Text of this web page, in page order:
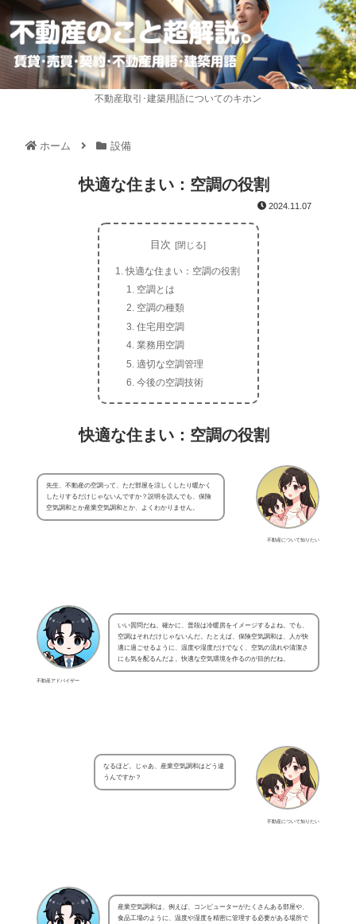
不動産取引･建築用語についてのキホン
ホーム 設備
快適な住まい：空調の役割
2024.11.07
目次
快適な住まい：空調の役割
空調とは
空調の種類
住宅用空調
業務用空調
適切な空調管理
今後の空調技術
快適な住まい：空調の役割
不動産について知りたい
先生、不動産の空調って、ただ部屋を涼しくしたり暖かく
したりするだけじゃないんですか？説明を読んでも、保険
空気調和とか産業空気調和とか、よくわかりません。
不動産アドバイザー
いい質問だね。確かに、普段は冷暖房をイメージするよね。でも、
空調はそれだけじゃないんだ。たとえば、保険空気調和は、人が快
適に過ごせるように、温度や湿度だけでなく、空気の流れや清潔さ
にも気を配るんだよ。快適な空気環境を作るのが目的だね。
不動産について知りたい
なるほど。じゃあ、産業空気調和はどう違
うんですか？
産業空気調和は、例えば、コンピューターがたくさんある部屋や、
食品工場のように、温度や湿度を精密に管理する必要がある場所で